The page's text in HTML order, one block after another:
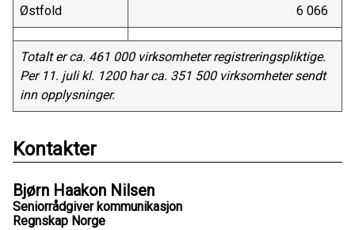
Østfold 6 066
Totalt er ca. 461 000 virksomheter registreringspliktige.
Per 11. juli kl. 1200 har ca. 351 500 virksomheter sendt
inn opplysninger.
Kontakter
Bjørn Haakon Nilsen
Seniorrådgiver kommunikasjon
Regnskap Norge